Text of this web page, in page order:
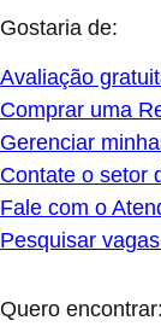
Gostaria de:
Avaliação
Comprar uma
Gerenciar
Contate o setor
Fale com o
Pesquisar
Quero encontrar: